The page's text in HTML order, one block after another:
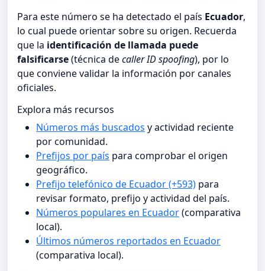
Para este número se ha detectado el país Ecuador,
lo cual puede orientar sobre su origen. Recuerda
que la identificación de llamada puede
falsificarse(técnica decaller ID spoofing), por lo
que conviene validar la información por canales
oficiales.
Explora más recursos
Números más buscados y actividad reciente
por comunidad.
Prefijos por país para comprobar el origen
geográfico.
Prefijo telefónico de Ecuador (+593) para
revisar formato, prefijo y actividad del país.
Números populares en Ecuador(comparativa
local).
Últimos números reportados en Ecuador
(comparativa local).